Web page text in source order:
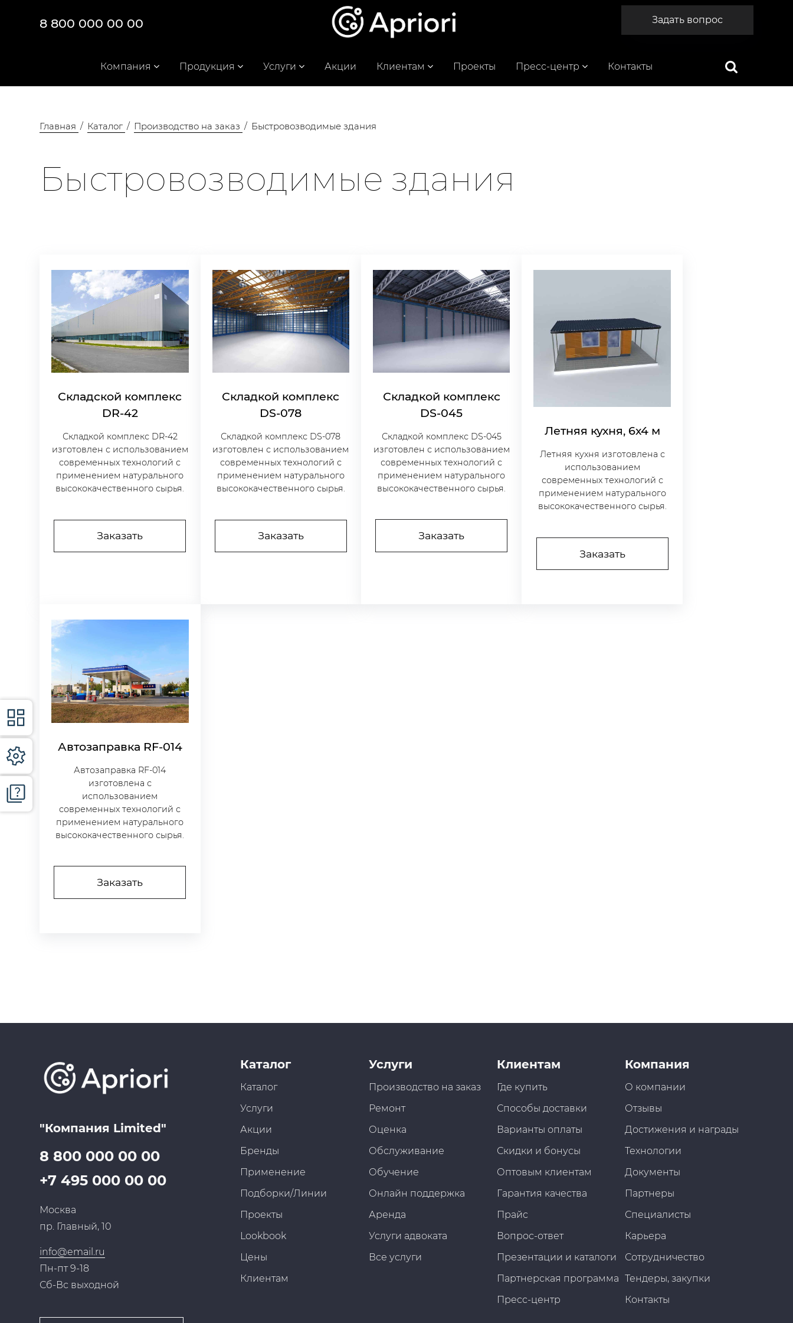
8 800 000 00 00 Задать вопрос
Компания Продукция Услуги Акции Клиентам Проекты Пресс-центр Контакты
Главная Каталог Производство на заказ Быстровозводимые здания
Быстровозводимые здания
Складской комплекс
DR-42
Складкой комплекс DR-42
изготовлен с использованием
современных технологий с
применением натурального
высококачественного сырья.
Заказать
Складкой комплекс
DS-078
Складкой комплекс DS-078
изготовлен с использованием
современных технологий с
применением натурального
высококачественного сырья.
Заказать
Складкой комплекс
DS-045
Складкой комплекс DS-045
изготовлен с использованием
современных технологий с
применением натурального
высококачественного сырья.
Заказать
Летняя кухня, 6х4 м
Летняя кухня изготовлена с
использованием
современных технологий с
применением натурального
высококачественного сырья.
Заказать
Автозаправка RF-014
Автозаправка RF-014
изготовлена с
использованием
современных технологий с
применением натурального
высококачественного сырья.
Заказать
"Компания Limited"
8 800 000 00 00
+7 495 000 00 00
Москва
пр. Главный, 10
info@email.ru
Пн-пт 9-18
Сб-Вс выходной
Каталог
Каталог
Услуги
Акции
Бренды
Применение
Подборки/Линии
Проекты
Lookbook
Цены
Клиентам
Услуги
Производство на заказ
Ремонт
Оценка
Обслуживание
Обучение
Онлайн поддержка
Аренда
Услуги адвоката
Все услуги
Клиентам
Где купить
Способы доставки
Варианты оплаты
Скидки и бонусы
Оптовым клиентам
Гарантия качества
Прайс
Вопрос-ответ
Презентации и каталоги
Партнерская программа
Пресс-центр
Компания
О компании
Отзывы
Достижения и награды
Технологии
Документы
Партнеры
Специалисты
Карьера
Сотрудничество
Тендеры, закупки
Контакты